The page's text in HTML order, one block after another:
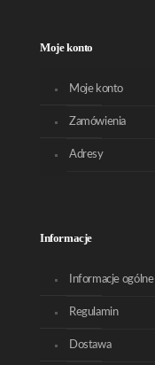
Moje konto
Moje konto
Zamówienia
Adresy
Informacje
Informacje ogólne
Regulamin
Dostawa